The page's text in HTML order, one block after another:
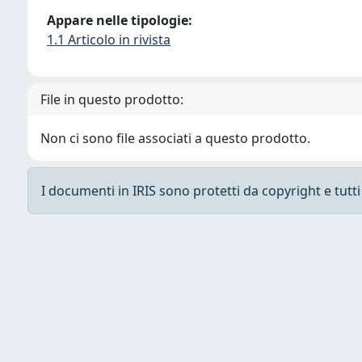
Appare nelle tipologie:
1.1 Articolo in rivista
File in questo prodotto:
Non ci sono file associati a questo prodotto.
I documenti in IRIS sono protetti da copyright e